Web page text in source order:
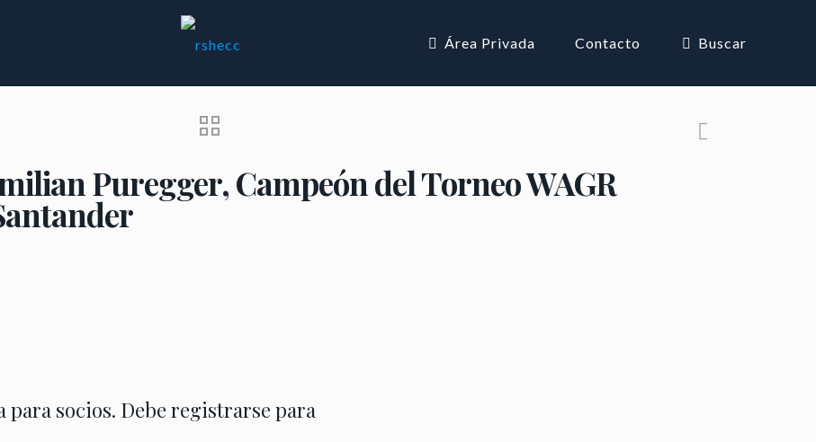
Área Privada Contacto Buscar
Puregger, Campeón del Torneo WAGR
para socios. Debe registrarse para